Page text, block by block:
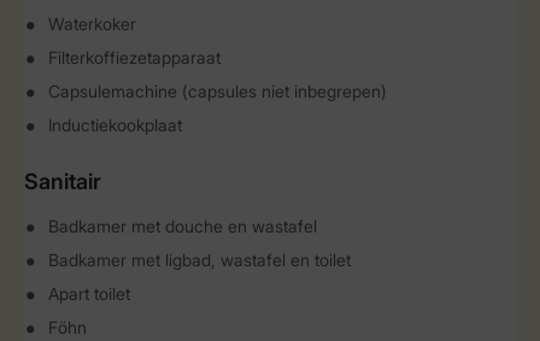
Waterkoker
Filterkoffiezetapparaat
Capsulemachine (capsules niet inbegrepen)
Inductiekookplaat
Sanitair
Badkamer met douche en wastafel
Badkamer met ligbad, wastafel en toilet
Apart toilet
Föhn